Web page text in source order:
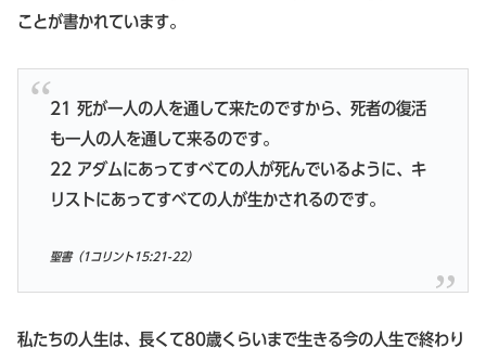
ことが書かれています。
21 死が一人の人を通して来たのですから、死者の復活
も一人の人を通して来るのです。
22 アダムにあってすべての人が死んでいるように、キ
リストにあってすべての人が生かされるのです。
聖書（1コリント15:21-22）
私たちの人生は、長くて80歳くらいまで生きる今の人生で終わり